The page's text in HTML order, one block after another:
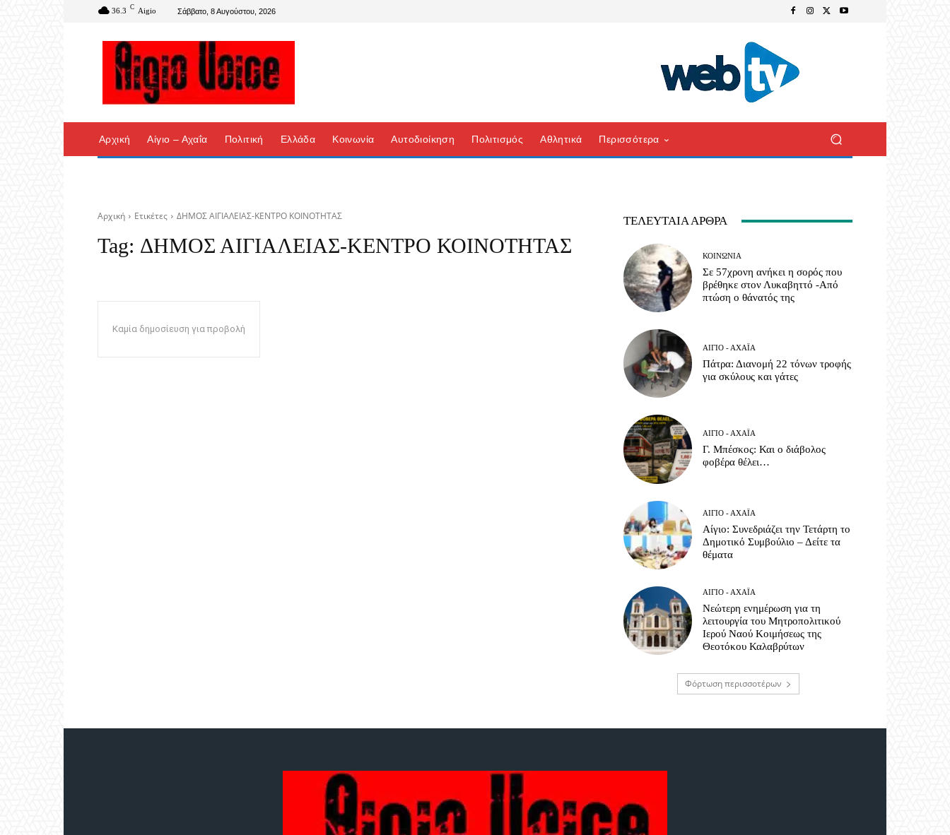
36.3 C Aigio Σάββατο, 8 Αυγούστου, 2026
Αρχική Αίγιο – Αχαΐα Πολιτική Ελλάδα Κοινωνία Αυτοδιοίκηση Πολιτισμός Αθλητικά Περισσότερα
Αρχική Ετικέτες ΔΗΜΟΣ ΑΙΓΙΑΛΕΙΑΣ-ΚΕΝΤΡΟ ΚΟΙΝΟΤΗΤΑΣ
Tag: ΔΗΜΟΣ ΑΙΓΙΑΛΕΙΑΣ-ΚΕΝΤΡΟ ΚΟΙΝΟΤΗΤΑΣ
Καμία δημοσίευση για προβολή
ΤΕΛΕΥΤΑΊΑ ΆΡΘΡΑ
ΚΟΙΝΩΝΊΑ
Σε 57χρονη ανήκει η σορός που
βρέθηκε στον Λυκαβηττό -Από
πτώση ο θάνατός της
ΑΊΓΙΟ - ΑΧΑΪ́Α
Πάτρα: Διανομή 22 τόνων τροφής
για σκύλους και γάτες
ΑΊΓΙΟ - ΑΧΑΪ́Α
Γ. Μπέσκος: Και ο διάβολος
φοβέρα θέλει…
ΑΊΓΙΟ - ΑΧΑΪ́Α
Αίγιο: Συνεδριάζει την Τετάρτη το
Δημοτικό Συμβούλιο – Δείτε τα
θέματα
ΑΊΓΙΟ - ΑΧΑΪ́Α
Νεώτερη ενημέρωση για τη
λειτουργία του Μητροπολιτικού
Ιερού Ναού Κοιμήσεως της
Θεοτόκου Καλαβρύτων
Φόρτωση περισσοτέρων